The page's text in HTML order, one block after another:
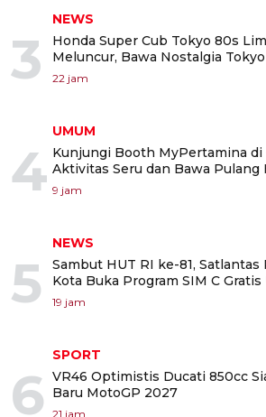
3
NEWS
Honda Super Cub Tokyo 80s
Meluncur, Bawa Nostalgia
22 jam
4
UMUM
Kunjungi Booth MyPertamina di
Aktivitas Seru dan Bawa Pulang
9 jam
5
NEWS
Sambut HUT RI ke-81, Satlantas
Kota Buka Program SIM C
19 jam
6
SPORT
VR46 Optimistis Ducati 850cc
Baru MotoGP 2027
21 jam